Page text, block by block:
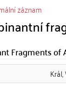
záznam
Fragments of